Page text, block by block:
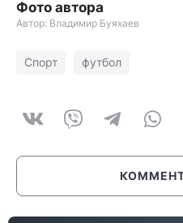
Фото автора
Автор: Владимир Буяхаев
Спорт футбол